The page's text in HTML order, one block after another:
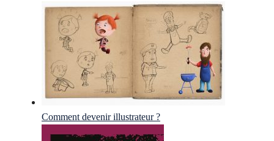
Comment devenir illustrateur ?